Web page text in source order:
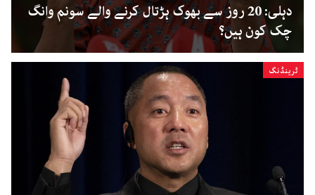
دہلی: 20 روز سے بھوک ہڑتال کرنے والے سونم وانگ
چک کون ہیں؟
ٹرینڈنگ